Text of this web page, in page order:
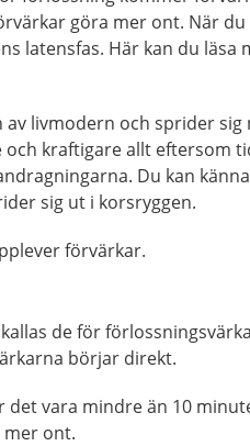
göra mer ont. När
latensfas. Här kan du läsa
livmodern och sprider sig
kraftigare allt eftersom
Du kan
sig ut i korsryggen.
förvärkar.
de för
börjar direkt.
vara mindre än 10
ont.